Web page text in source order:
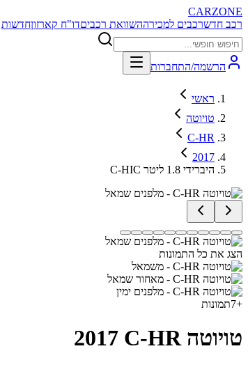
CARZONE
רכב חדשרכבים למכירההשוואת רכביםדו"ח קארזוןחדשות
הרשמה/התחברות
ראשי
טויוטה
C-HR
2017
C-HIC היברידי 1.8 ליטר
הצג את כל התמונות
+
7תמונות
טויוטה C-HR 2017